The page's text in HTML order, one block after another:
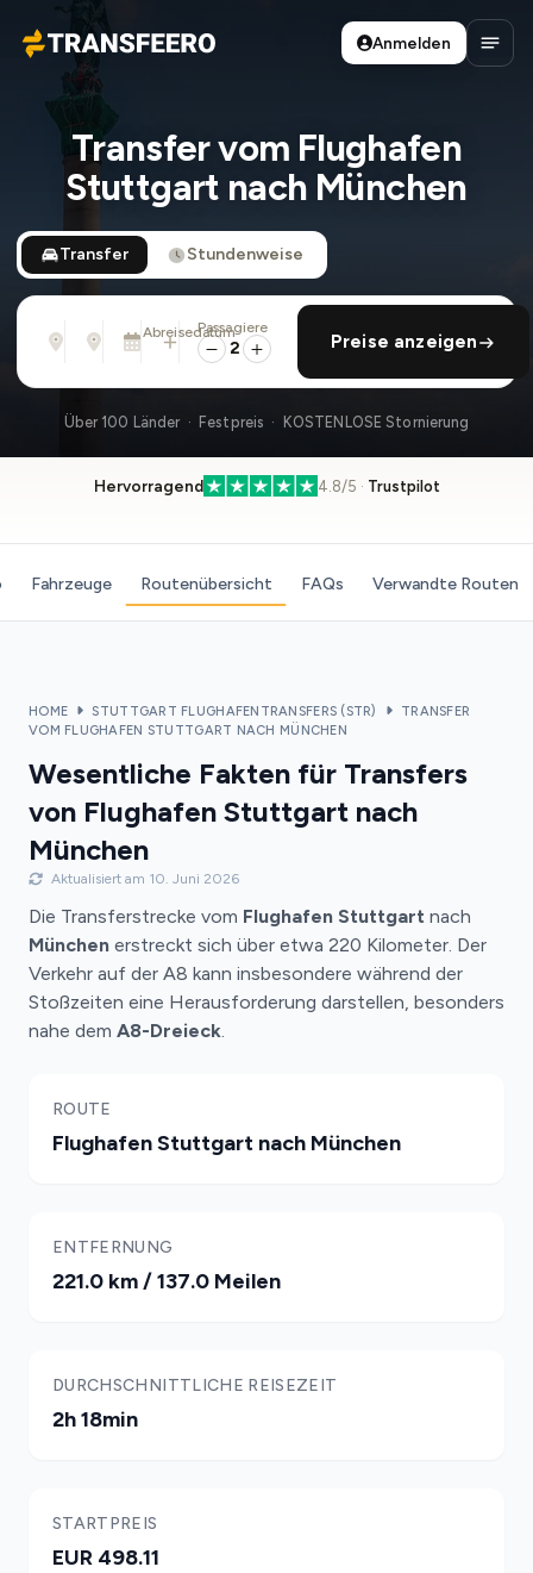
Transfeero
Anmelden
Transfer vom Flughafen
Stuttgart nach München
Transfer Stundenweise
Von
Adresse, Flughafen, Hotel, ...
Nach
Adresse, Flughafen, Hotel, ...
Abreisedatum
Mo., 10. Aug. · 01:45 PM
rückfahrt hinzufügen
Passagiere
2 Preise anzeigen
Über 100 Länder · Festpreis · KOSTENLOSE Stornierung
Hervorragend 4.8/5 · Trustpilot
Fahrzeuge Routenübersicht FAQs Verwandte Routen
HOME STUTTGART FLUGHAFENTRANSFERS (STR)
TRANSFER
VOM FLUGHAFEN STUTTGART NACH MÜNCHEN
Wesentliche Fakten für Transfers
von Flughafen Stuttgart nach
München
Aktualisiert am 10. Juni 2026
Die Transferstrecke vom Flughafen Stuttgart nach
München erstreckt sich über etwa 220 Kilometer. Der
Verkehr auf der A8 kann insbesondere während der
Stoßzeiten eine Herausforderung darstellen, besonders
nahe dem A8-Dreieck.
ROUTE
Flughafen Stuttgart nach München
ENTFERNUNG
221.0 km / 137.0 Meilen
DURCHSCHNITTLICHE REISEZEIT
2h 18min
STARTPREIS
EUR 498.11